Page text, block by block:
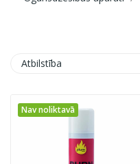
Atbilstība
Nav noliktavā